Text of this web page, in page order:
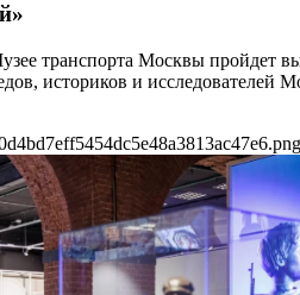
транспорта Москвы пройдет
историков и исследователей